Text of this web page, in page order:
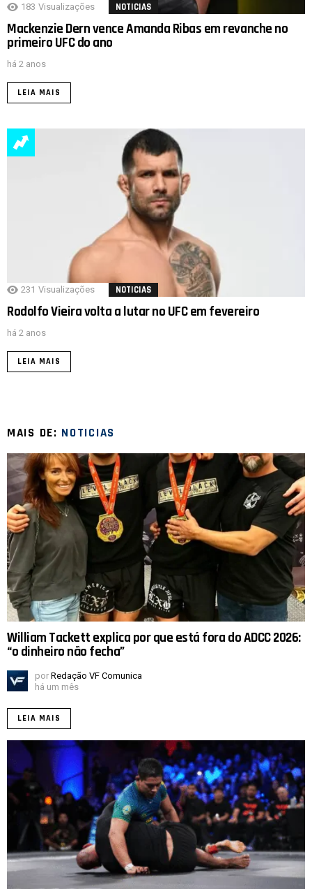
183 Visualizações NOTICIAS
Mackenzie Dern vence Amanda Ribas em revanche no
primeiro UFC do ano
há 2 anos
LEIA MAIS
231 Visualizações NOTICIAS
Rodolfo Vieira volta a lutar no UFC em fevereiro
há 2 anos
LEIA MAIS
MAIS DE: NOTICIAS
William Tackett explica por que está fora do ADCC 2026:
“o dinheiro não fecha”
por Redação VF Comunica
há um mês
LEIA MAIS